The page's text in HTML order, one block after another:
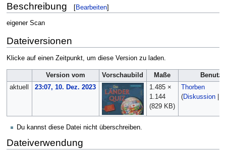
Beschreibung [Bearbeiten]
eigener Scan
Dateiversionen
Klicke auf einen Zeitpunkt, um diese Version zu laden.
Version vom Vorschaubild Maße
aktuell
23:07, 10. Dez. 2023
1.485 ×
1.144
(829 KB)
Thorben
(Diskussion|
Du kannst diese Datei nicht überschreiben.
Dateiverwendung